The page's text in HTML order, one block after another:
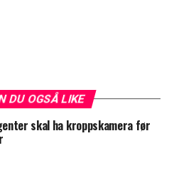
DU OGSÅ LIKE
skal ha kroppskamera før